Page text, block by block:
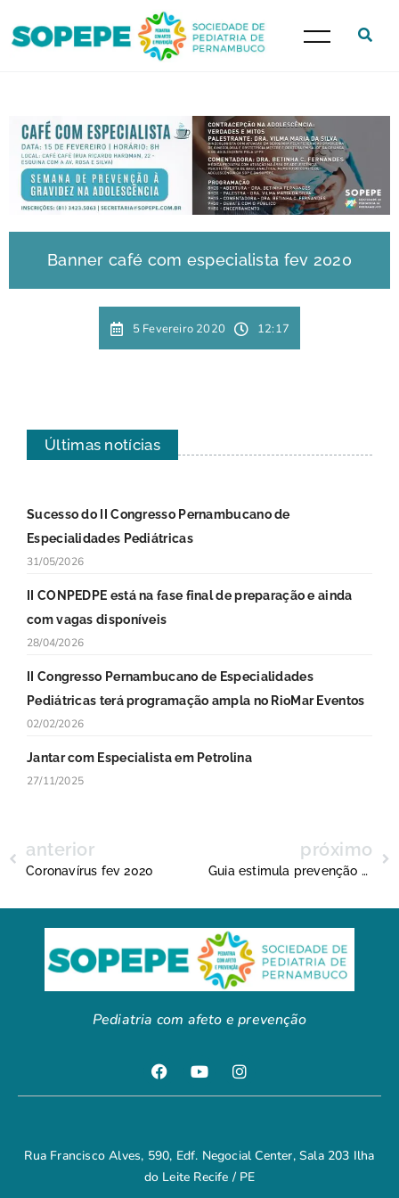
Banner café com especialista fev 2020
5 Fevereiro 2020 12:17
Últimas notícias
Sucesso do II Congresso Pernambucano de
Especialidades Pediátricas
31/05/2026
II CONPEDPE está na fase final de preparação e ainda
com vagas disponíveis
28/04/2026
II Congresso Pernambucano de Especialidades
Pediátricas terá programação ampla no RioMar Eventos
02/02/2026
Jantar com Especialista em Petrolina
27/11/2025
anterior
Coronavírus fev 2020
próximo
Guia estimula prevenção ao consumo de álcool precoce entre adolescentes
Pediatria com afeto e prevenção
Rua Francisco Alves, 590, Edf. Negocial Center, Sala 203 Ilha
do Leite Recife / PE